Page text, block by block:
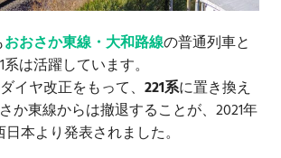
おおさか東線・大和路線の普通列車と
は活躍しています。
イヤ改正をもって、 221系に置き換え
か東線からは撤退することが、2021年
日本より発表されました。